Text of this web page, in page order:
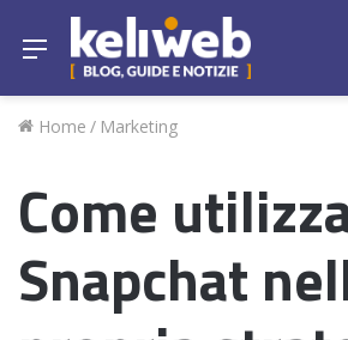
Menu
Home / Marketing
Come
Snapchat